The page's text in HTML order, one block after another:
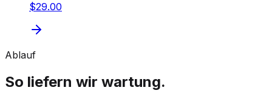
$29.00
Ablauf
So liefern wir wartung.